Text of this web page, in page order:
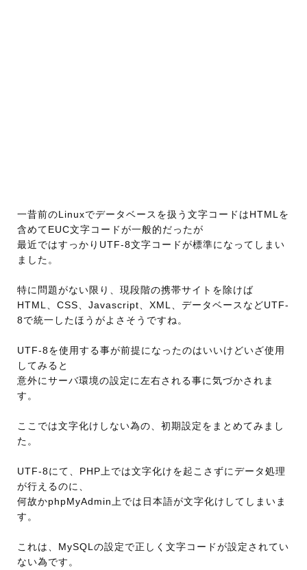
一昔前のLinuxでデータベースを扱う文字コードはHTMLを
含めてEUC文字コードが一般的だったが
最近ではすっかりUTF-8文字コードが標準になってしまい
ました。
特に問題がない限り、現段階の携帯サイトを除けば
HTML、CSS、Javascript、XML、データベースなどUTF-
8で統一したほうがよさそうですね。
UTF-8を使用する事が前提になったのはいいけどいざ使用
してみると
意外にサーバ環境の設定に左右される事に気づかされま
す。
ここでは文字化けしない為の、初期設定をまとめてみまし
た。
UTF-8にて、PHP上では文字化けを起こさずにデータ処理
が行えるのに、
何故かphpMyAdmin上では日本語が文字化けしてしまいま
す。
これは、MySQLの設定で正しく文字コードが設定されてい
ない為です。